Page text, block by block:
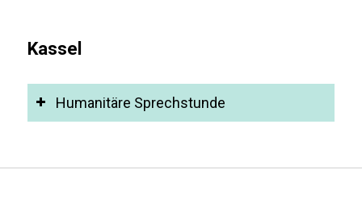
Kassel
Humanitäre Sprechstunde